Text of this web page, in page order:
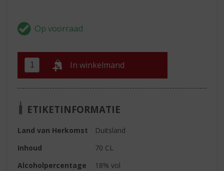
In winkelmand
ETIKETINFORMATIE
Land van Herkomst
Duitsland
Inhoud
70 CL
Alcoholpercentage
18% vol